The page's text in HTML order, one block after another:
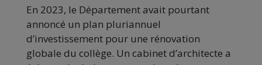
En 2023, le Département avait pourtant
annoncé un plan pluriannuel
d’investissement pour une rénovation
globale du collège. Un cabinet d’architecte a